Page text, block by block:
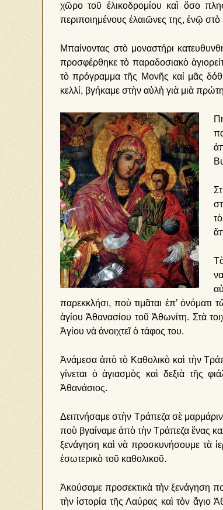
χῶρο τοῦ ἑλικοδρομίου καὶ ὅσο
περιποιημένους ἐλαιῶνες της, ἐνῷ
Μπαίνοντας στὸ μοναστήρι
προσφέρθηκε τὸ παραδοσιακὸ
τὸ πρόγραμμα τῆς Μονῆς καί μᾶς
κελλί, βγήκαμε στὴν αὐλὴ γιὰ μιὰ
παρεκκλήσι, ποὺ τιμᾶται ἐπ’
ἁγίου Ἀθανασίου τοῦ Ἀθωνίτη. Στὰ
Ἁγίου νὰ ἀνοιχτεῖ ὁ τάφος του.
Ἀνάμεσα ἀπὸ τὸ Καθολικὸ καὶ τὴν
γίνεται ὁ ἁγιασμὸς καὶ δεξιὰ τῆς
Ἀθανάσιος.
Δειπνήσαμε στὴν Τράπεζα σὲ
ποὺ βγαίναμε ἀπὸ τὴν Τράπεζα ἕνας
ξενάγηση καὶ νὰ προσκυνήσουμε τὰ
ἐσωτερικὸ τοῦ καθολικοῦ.
Ἀκούσαμε προσεκτικὰ τὴν ξενάγηση
τὴν ἱστορία τῆς Λαύρας καὶ τὸν